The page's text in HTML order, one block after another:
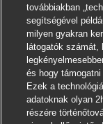
továbbiakban
segítségével
milyen gyakran
látogatók számát,
és hogy
Ezek a
adatoknak olyan
részére